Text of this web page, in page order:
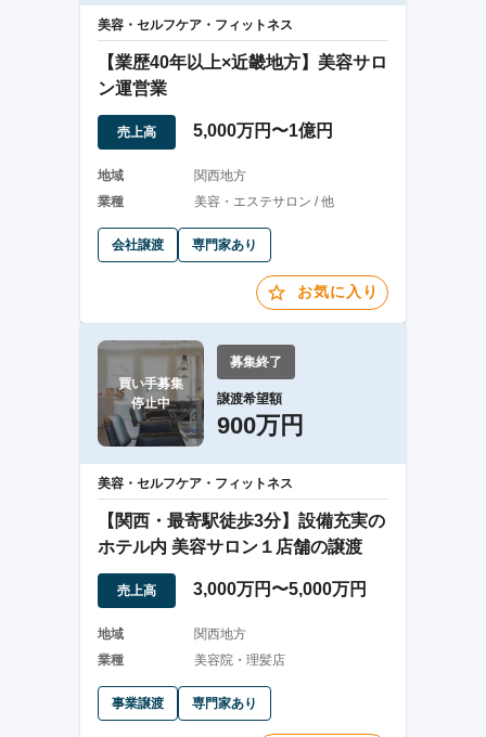
美容・セルフケア・フィットネス
【業歴40年以上×近畿地方】美容サロ
ン運営業
売上高 5,000万円〜1億円
地域
関西地方
業種
美容・エステサロン / 他
会社譲渡 専門家あり
お気に入り
買い手募集
停止中
募集終了
譲渡希望額
900万円
美容・セルフケア・フィットネス
【関西・最寄駅徒歩3分】設備充実の
ホテル内 美容サロン１店舗の譲渡
売上高 3,000万円〜5,000万円
地域
関西地方
業種
美容院・理髪店
事業譲渡 専門家あり